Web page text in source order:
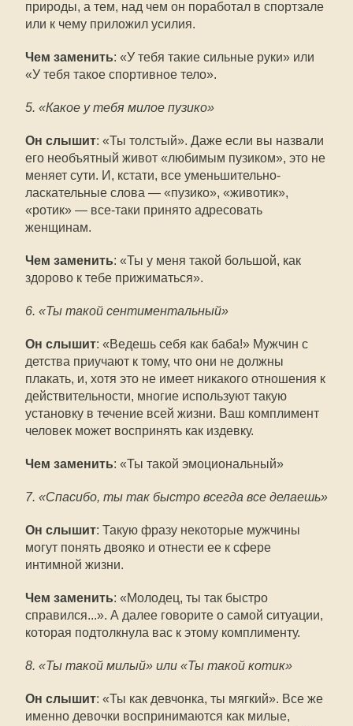
природы, а тем, над чем он поработал в спортзале
или к чему приложил усилия.
Чем заменить: «У тебя такие сильные руки» или
«У тебя такое спортивное тело».
5. «Какое у тебя милое пузико»
Он слышит: «Ты толстый». Даже если вы назвали
его необъятный живот «любимым пузиком», это не
меняет сути. И, кстати, все уменьшительно-
ласкательные слова — «пузико», «животик»,
«ротик» — все-таки принято адресовать
женщинам.
Чем заменить: «Ты у меня такой большой, как
здорово к тебе прижиматься».
6. «Ты такой сентиментальный»
Он слышит: «Ведешь себя как баба!» Мужчин с
детства приучают к тому, что они не должны
плакать, и, хотя это не имеет никакого отношения к
действительности, многие используют такую
установку в течение всей жизни. Ваш комплимент
человек может воспринять как издевку.
Чем заменить: «Ты такой эмоциональный»
7. «Спасибо, ты так быстро всегда все делаешь»
Он слышит: Такую фразу некоторые мужчины
могут понять двояко и отнести ее к сфере
интимной жизни.
Чем заменить: «Молодец, ты так быстро
справился...». А далее говорите о самой ситуации,
которая подтолкнула вас к этому комплименту.
8. «Ты такой милый» или «Ты такой котик»
Он слышит: «Ты как девчонка, ты мягкий». Все же
именно девочки воспринимаются как милые,